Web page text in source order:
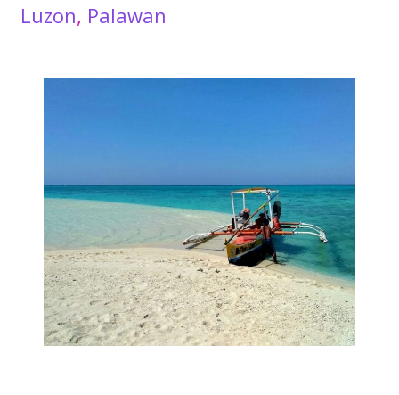
Luzon, Palawan